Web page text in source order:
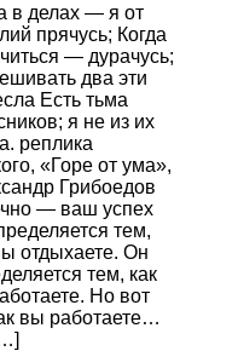
в делах — я от
прячусь; Когда
— дурачусь;
два эти
Есть тьма
я не из их
реплика
«Горе от ума»,
Грибоедов
— ваш успех
тем,
отдыхаете. Он
тем, как
Но вот
вы работаете…